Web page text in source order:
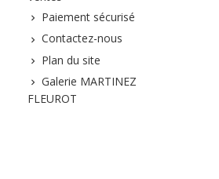
Paiement sécurisé
Contactez-nous
Plan du site
Galerie MARTINEZ
FLEUROT